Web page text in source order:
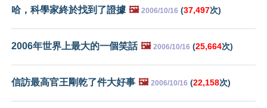
哈，科學家終於找到了證據 🖼️ 2006/10/16 (37,497次)
2006年世界上最大的一個笑話 🖼️ 2006/10/16 (25,664次)
信訪最高官王剛乾了件大好事 🖼️ 2006/10/16 (22,158次)